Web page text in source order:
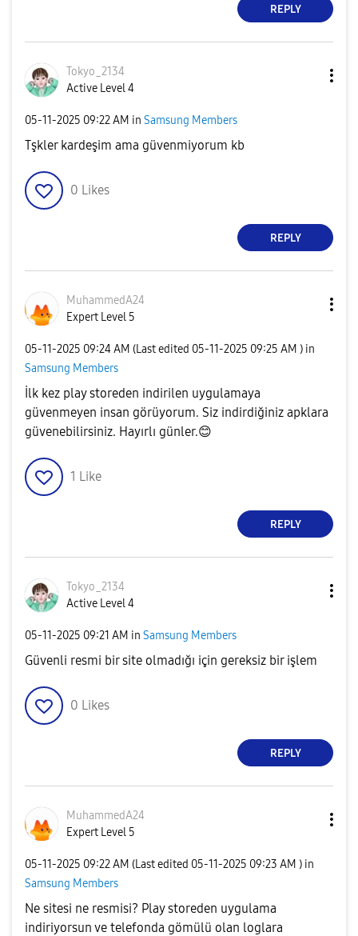
REPLY
Tokyo_2134
Active Level 4
‎05-11-2025 09:22 AM in Samsung Members
Tşkler kardeşim ama güvenmiyorum kb
0 Likes
REPLY
MuhammedA24
Expert Level 5
‎05-11-2025 09:24 AM (Last edited ‎05-11-2025 09:25 AM ) in
Samsung Members
İlk kez play storeden indirilen uygulamaya
güvenmeyen insan görüyorum. Siz indirdiğiniz apklara
güvenebilirsiniz. Hayırlı günler.😊
1 Like
REPLY
Tokyo_2134
Active Level 4
‎05-11-2025 09:21 AM in Samsung Members
Güvenli resmi bir site olmadığı için gereksiz bir işlem
0 Likes
REPLY
MuhammedA24
Expert Level 5
‎05-11-2025 09:22 AM (Last edited ‎05-11-2025 09:23 AM ) in
Samsung Members
Ne sitesi ne resmisi? Play storeden uygulama
indiriyorsun ve telefonda gömülü olan loglara